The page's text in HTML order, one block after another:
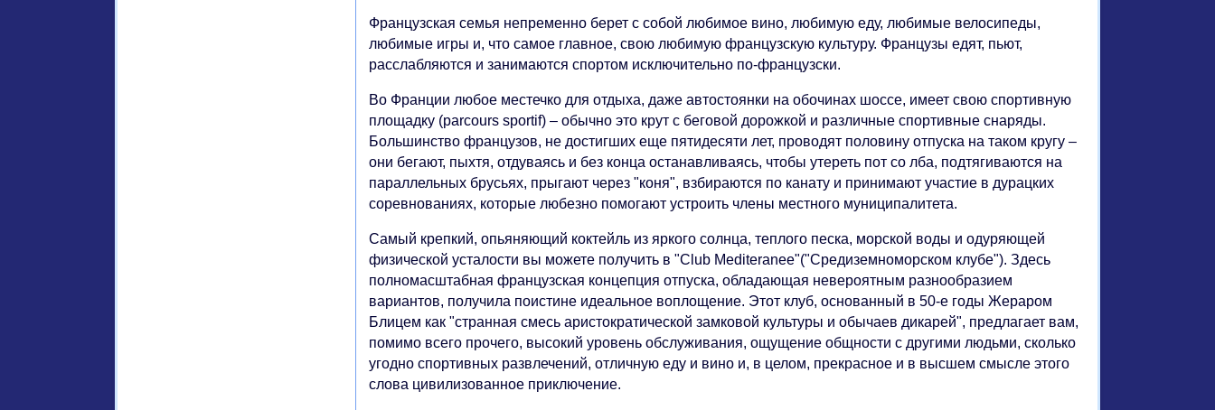
Французская семья непременно берет с собой любимое вино, любимую еду, любимые велосипеды,
любимые игры и, что самое главное, свою любимую французскую культуру. Французы едят, пьют,
расслабляются и занимаются спортом исключительно по-французски.
Во Франции любое местечко для отдыха, даже автостоянки на обочинах шоссе, имеет свою спортивную
площадку (parcours sportif) – обычно это крут с беговой дорожкой и различные спортивные снаряды.
Большинство французов, не достигших еще пятидесяти лет, проводят половину отпуска на таком кругу –
они бегают, пыхтя, отдуваясь и без конца останавливаясь, чтобы утереть пот со лба, подтягиваются на
параллельных брусьях, прыгают через "коня", взбираются по канату и принимают участие в дурацких
соревнованиях, которые любезно помогают устроить члены местного муниципалитета.
Самый крепкий, опьяняющий коктейль из яркого солнца, теплого песка, морской воды и одуряющей
физической усталости вы можете получить в "Club Mediteranee"("Средиземноморском клубе"). Здесь
полномасштабная французская концепция отпуска, обладающая невероятным разнообразием
вариантов, получила поистине идеальное воплощение. Этот клуб, основанный в 50-е годы Жераром
Блицем как "странная смесь аристократической замковой культуры и обычаев дикарей", предлагает вам,
помимо всего прочего, высокий уровень обслуживания, ощущение общности с другими людьми, сколько
угодно спортивных развлечений, отличную еду и вино и, в целом, прекрасное и в высшем смысле этого
слова цивилизованное приключение.